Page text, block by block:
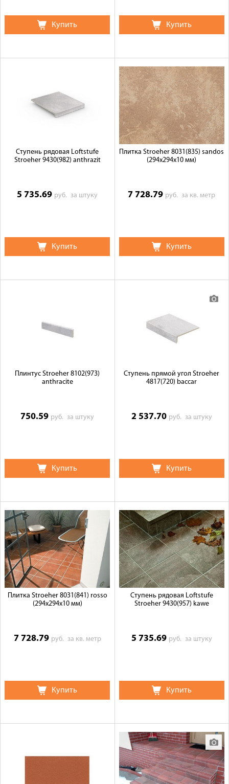
Купить Купить
Ступень рядовая Loftstufe
Stroeher 9430(982) anthrazit
5 735.69 руб.за штуку
Купить
Плитка Stroeher 8031(835) sandos
(294х294х10 мм)
7 728.79 руб.за кв. метр
Купить
Плинтус Stroeher 8102(973)
anthracite
750.59 руб.за штуку
Купить
Ступень прямой угол Stroeher
4817(720) baccar
2 537.70 руб. за штуку
Купить
Плитка Stroeher 8031(841) rosso
(294х294х10 мм)
7 728.79 руб. за кв. метр
Купить
Ступень рядовая Loftstufe
Stroeher 9430(957) kawe
5 735.69 руб. за штуку
Купить